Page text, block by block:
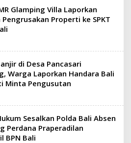
Glamping Villa Laporkan
Pengrusakan Properti ke SPKT
di Desa Pancasari
Warga Laporkan Handara Bali
Minta Pengusutan
Sesalkan Polda Bali Absen
Perdana Praperadilan
BPN Bali